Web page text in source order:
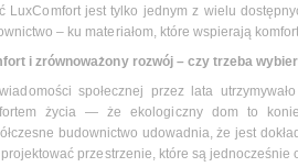
LuxComfort jest tylko jednym z wielu
– ku materiałom, które wspierają
i zrównoważony rozwój – czy trzeba
społecznej przez lata
życia — że ekologiczny dom to
budownictwo udowadnia, że jest
przestrzenie, które są